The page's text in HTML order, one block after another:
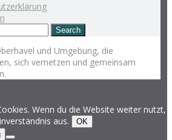
und Umgebung, die
sich vernetzen und gemeinsam
Wenn du die Website weiter nutzt,
aus.
OK